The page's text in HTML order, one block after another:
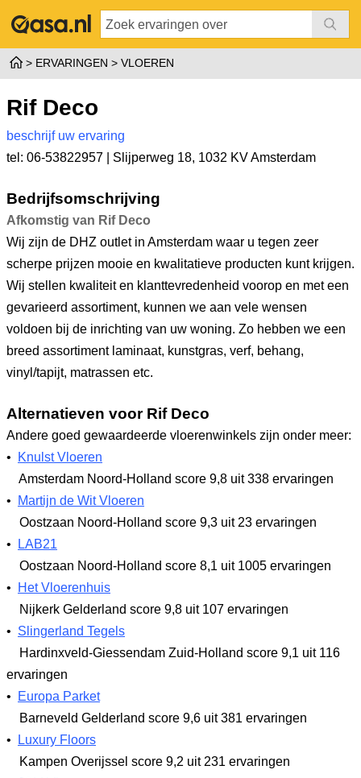
ERVARINGEN VLOEREN
Rif Deco
beschrijf uw ervaring
tel: 06-53822957 | Slijperweg 18, 1032 KV Amsterdam
Bedrijfsomschrijving
Afkomstig van Rif Deco
Wij zijn de DHZ outlet in Amsterdam waar u tegen zeer
scherpe prijzen mooie en kwalitatieve producten kunt krijgen.
Wij stellen kwaliteit en klanttevredenheid voorop en met een
gevarieerd assortiment, kunnen we aan vele wensen
voldoen bij de inrichting van uw woning. Zo hebben we een
breed assortiment laminaat, kunstgras, verf, behang,
vinyl/tapijt, matrassen etc.
Alternatieven voor Rif Deco
Andere goed gewaardeerde vloerenwinkels zijn onder meer:
•
Knulst Vloeren
Amsterdam Noord-Holland score 9,8 uit 338 ervaringen
•
Martijn de Wit Vloeren
Oostzaan Noord-Holland score 9,3 uit 23 ervaringen
•
LAB21
Oostzaan Noord-Holland score 8,1 uit 1005 ervaringen
•
Het Vloerenhuis
Nijkerk Gelderland score 9,8 uit 107 ervaringen
• Slingerland Tegels
Hardinxveld-Giessendam Zuid-Holland score 9,1 uit 116
ervaringen
•
Europa Parket
Barneveld Gelderland score 9,6 uit 381 ervaringen
•
Luxury Floors
Kampen Overijssel score 9,2 uit 231 ervaringen